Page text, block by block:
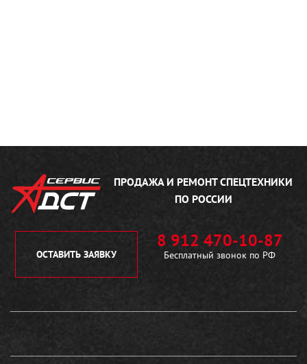
ПРОДАЖА И РЕМОНТСПЕЦТЕХНИКИ
ПО РОССИИ
ОСТАВИТЬ ЗАЯВКУ
8 912 470-10-87
Бесплатный звонок по РФ